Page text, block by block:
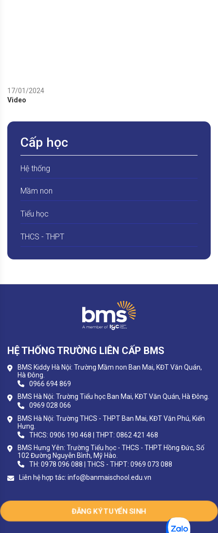
17/01/2024
Video
Cấp học
Hệ thống
Mầm non
Tiểu học
THCS - THPT
HỆ THỐNG TRƯỜNG LIÊN CẤP BMS
BMS Kiddy Hà Nội: Trường Mầm non Ban Mai, KĐT Văn Quán,
Hà Đông.
0966 694 869
BMS Hà Nội: Trường Tiểu học Ban Mai, KĐT Văn Quán, Hà Đông.
0969 028 066
BMS Hà Nội: Trường THCS - THPT Ban Mai, KĐT Văn Phú, Kiến
Hưng.
THCS: 0906 190 468 | THPT: 0862 421 468
BMS Hưng Yên: Trường Tiểu học - THCS - THPT Hồng Đức, Số
102 Đường Nguyễn Bình, Mỹ Hào.
TH: 0978 096 088 | THCS - THPT: 0969 073 088
Liên hệ hợp tác: info@banmaischool.edu.vn
ĐĂNG KÝ TUYỂN SINH